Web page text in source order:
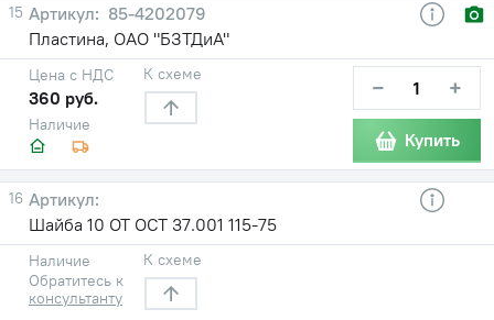
15
85-4202079
Пластина, ОАО "БЗТДиА"
Наличие
Цена с НДС
360 руб.
К схеме − +
Купить
16
Шайба 10 ОТ ОСТ 37.001 115-75
Наличие
Обратитесь к
консультанту
К схеме